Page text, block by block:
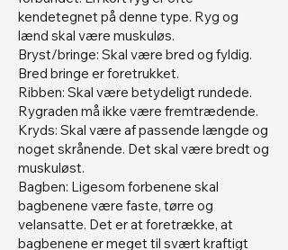
kendetegnet på denne type. Ryg og
lænd skal være muskuløs.
Bryst/bringe: Skal være bred og fyldig.
Bred bringe er foretrukket.
Ribben: Skal være betydeligt rundede.
Rygraden må ikke være fremtrædende.
Kryds: Skal være af passende længde og
noget skrånende. Det skal være bredt og
muskuløst.
Bagben: Ligesom forbenene skal
bagbenene være faste, tørre og
velansatte. Det er at foretrække, at
bagbenene er meget til svært kraftigt